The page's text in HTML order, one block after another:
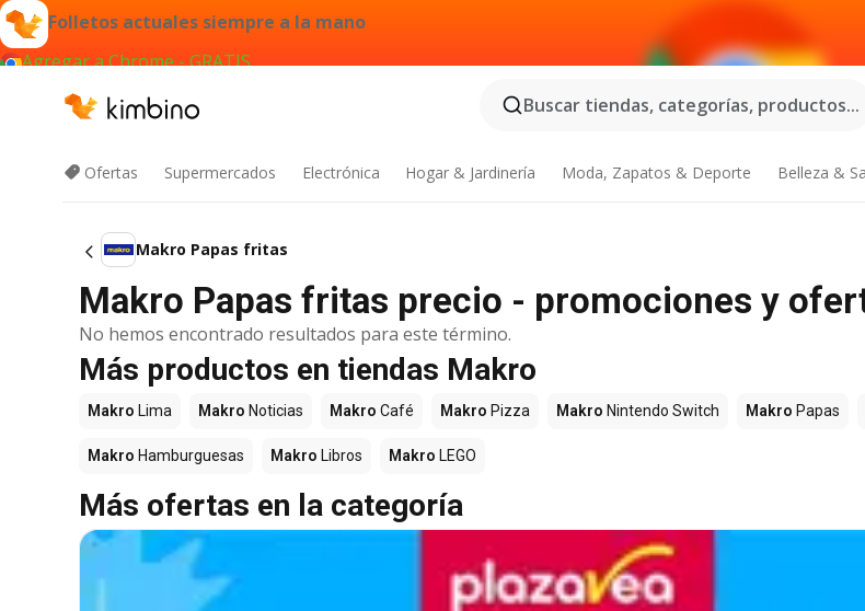
Folletos actuales siempre a la mano
Agregar a Chrome - GRATIS
Buscar tiendas, categorías, productos...
Ofertas Supermercados Electrónica Hogar & Jardinería Moda, Zapatos & Deporte Belleza &
Makro Papas fritas
Makro Papas fritas precio - promociones y
No hemos encontrado resultados para este término.
Más productos en tiendas Makro
Makro Lima Makro Noticias Makro Café Makro Pizza Makro Nintendo Switch Makro Papas
Makro Hamburguesas Makro Libros Makro LEGO
Más ofertas en la categoría